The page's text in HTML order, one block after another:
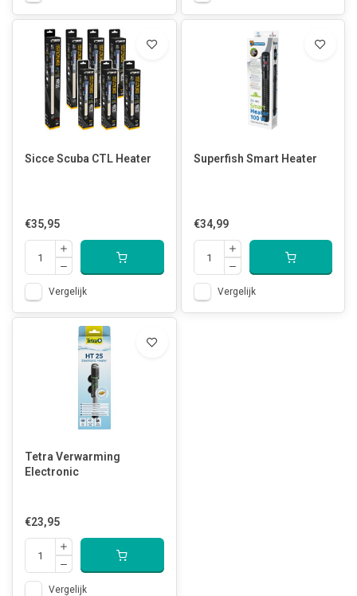
Sicce Scuba CTL Heater
€35,95
Vergelijk
Superfish Smart Heater
€34,99
Vergelijk
Tetra Verwarming
Electronic
€23,95
Vergelijk